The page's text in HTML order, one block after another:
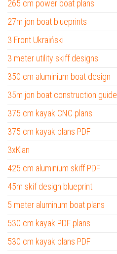
265 cm power boat plans
27m jon boat blueprints
3 Front Ukraiński
3 meter utility skiff designs
350 cm aluminium boat design
35m jon boat construction guide
375 cm kayak CNC plans
375 cm kayak plans PDF
3xKlan
425 cm aluminium skiff PDF
45m skif design blueprint
5 meter aluminum boat plans
530 cm kayak PDF plans
530 cm kayak plans PDF